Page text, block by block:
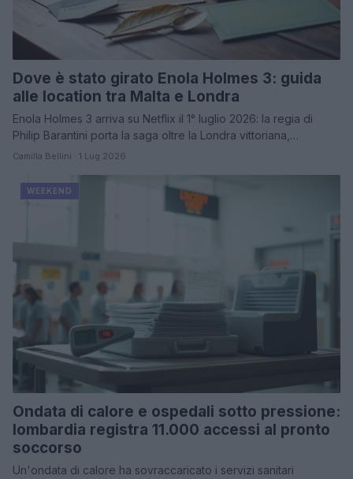
Dove è stato girato Enola Holmes 3: guida
alle location tra Malta e Londra
Enola Holmes 3 arriva su Netflix il 1° luglio 2026: la regia di
Philip Barantini porta la saga oltre la Londra vittoriana,…
Camilla Bellini · 1 Lug 2026
WEEKEND
Ondata di calore e ospedali sotto pressione:
lombardia registra 11.000 accessi al pronto
soccorso
Un'ondata di calore ha sovraccaricato i servizi sanitari